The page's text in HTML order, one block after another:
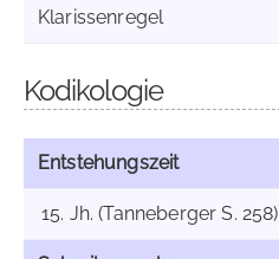
Klarissenregel
Kodikologie
Entstehungszeit
15. Jh. (Tanneberger S. 258)